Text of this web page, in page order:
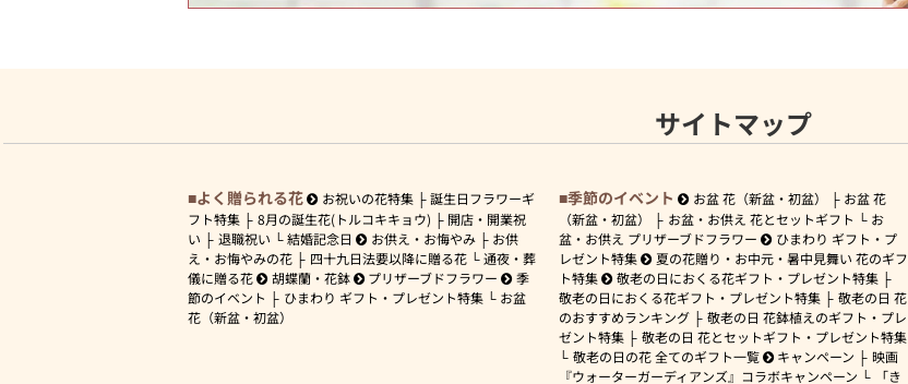
サイトマップ
よく贈られる花 お祝いの花特集
誕生日フラワーギ
フト特集
8月の誕生花(トルコキキョウ)
開店・開業祝
い
退職祝い 結婚記念日 お供え・お悔やみ
お供
え・お悔やみの花
四十九日法要以降に贈る花
通夜・葬
儀に贈る花
胡蝶蘭・花鉢 プリザーブドフラワー
季
節のイベント
ひまわり ギフト・プレゼント特集
お盆
花（新盆・初盆）
季節のイベント お盆 花（新盆・初盆）
お盆 花
（新盆・初盆）
お盆・お供え 花とセットギフト
お
盆・お供え プリザーブドフラワー
ひまわり ギフト・プ
レゼント特集
夏の花贈り・お中元・暑中見舞い 花のギフ
ト特集
敬老の日におくる花ギフト・プレゼント特集
敬老の日におくる花ギフト・プレゼント特集
敬老の日 花
のおすすめランキング
敬老の日 花鉢植えのギフト・プレ
ゼント特集
敬老の日 花とセットギフト・プレゼント特集
敬老の日の花 全てのギフト一覧
キャンペーン
映画
『ウォーターガーディアンズ』コラボキャンペーン
「き